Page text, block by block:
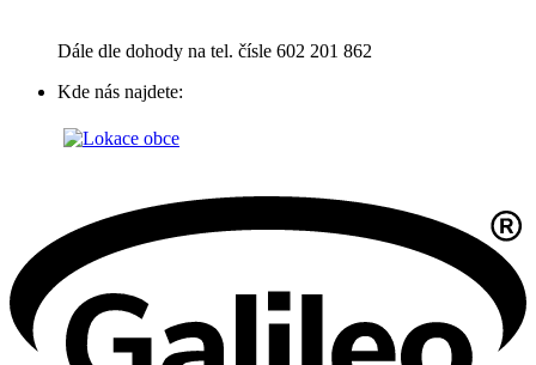
Dále dle dohody na tel. čísle 602 201 862
Kde nás najdete: